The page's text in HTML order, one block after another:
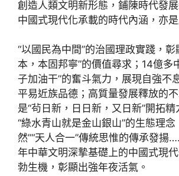
創造人類文明新形態，鋪陳時代發
中國式現代化承載的時代內涵，亦是
“以國民為中間”的治國理政實踐，彰
本，本固邦寧”的價值尋求；14億多
子加油干”的奮斗氣力，展現自強不
平易近族品德；高質量發展釋放的不
是“茍日新，日日新，又日新”開拓精
“綠水青山就是金山銀山”的生態理念
然”“天人合一”傳統思惟的傳承發揚
年中華文明深摯基礎上的中國式現
勃生機，彰顯出強年夜活氣。